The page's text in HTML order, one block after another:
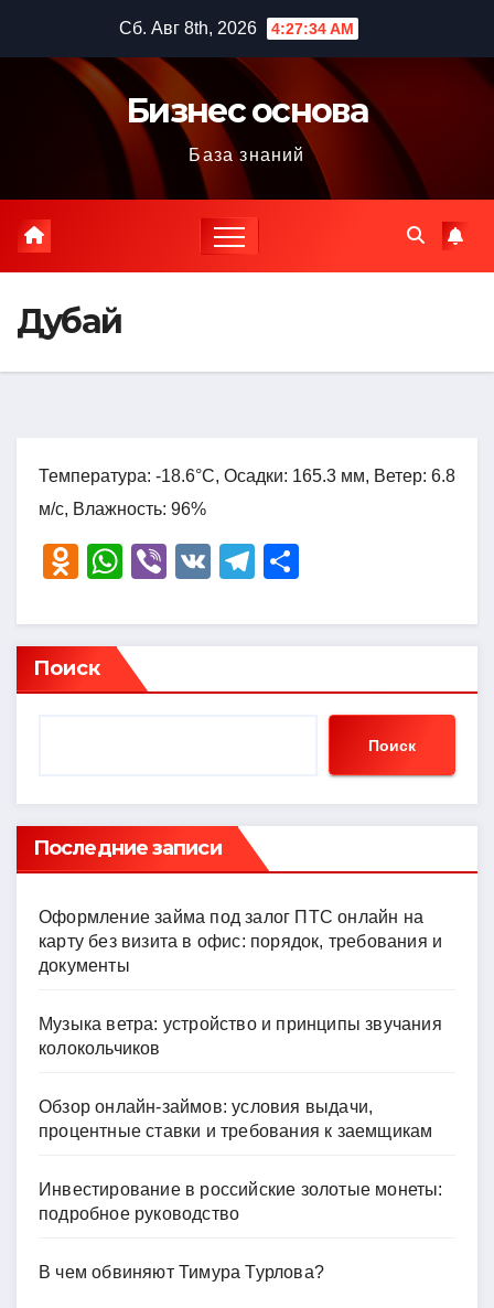
содержимому
Сб. Авг 8th, 2026 4:27:35 AM
Бизнес основа
База знаний
Дубай
Температура: -18.6°C, Осадки: 165.3 мм, Ветер: 6.8
м/с, Влажность: 96%
O
n
o
kl
ni
ki
W
at
s
A
Vi
er
V
T
e
a
р
в
ть
Поиск
Поиск
Последние записи
Оформление займа под залог ПТС онлайн на
карту без визита в офис: порядок, требования и
документы
Музыка ветра: устройство и принципы звучания
колокольчиков
Обзор онлайн-займов: условия выдачи,
процентные ставки и требования к заемщикам
Инвестирование в российские золотые монеты:
подробное руководство
В чем обвиняют Тимура Турлова?